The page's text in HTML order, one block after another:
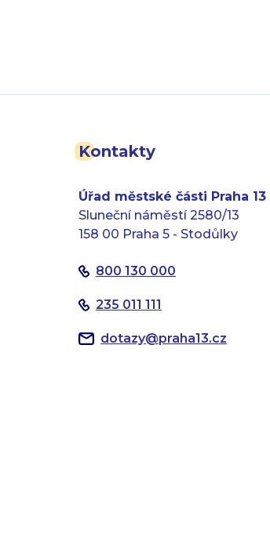
Kontakty
Úřad městské části Praha 13
Sluneční náměstí 2580/13
158 00 Praha 5 - Stodůlky
800 130 000
235 011 111
dotazy@praha13.cz